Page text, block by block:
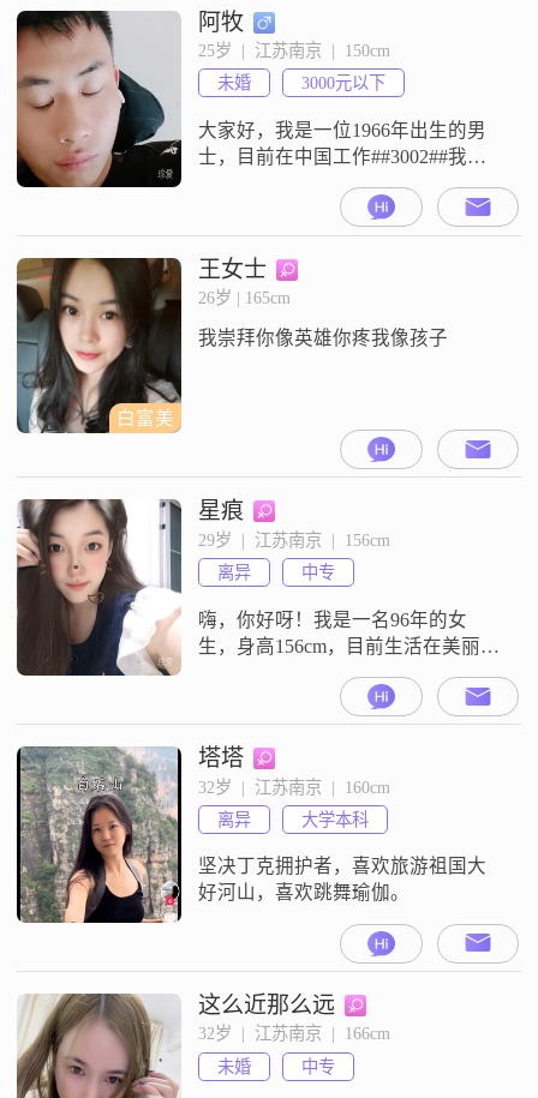
阿牧
25岁  |  江苏南京  |  150cm
未婚
3000元以下
大家好，我是一位1966年出生的男
士，目前在中国工作##3002##我的
学历是中专，虽然不算高，但我一
直在努力提升自己##3002##我对待
工作非常认真，注重细节，也善于
与人沟通##3002##在生活中，我特
别注重健康养生，每天都会坚持锻
##3002##我认为，只有身体健康，
白富美
王女士
26岁 | 165cm
我崇拜你像英雄你疼我像孩子
星痕
29岁  |  江苏南京  |  156cm
离异
中专
嗨，你好呀！我是一名96年的女
生，身高156cm，目前生活在美丽的
南京##3002##我在工作中努力进
取，月收入能保持在12001到20000
元之间，虽然学历只是中专，但我
相信能力比学历更重要嘛##3002##
说到我的日常生活呀，我特别喜欢
美食烹饪，感觉在厨房忙碌的日子
特别有幸福感##3002##还有还有，
我超爱宠物陪
塔塔
32岁  |  江苏南京  |  160cm
离异
大学本科
坚决丁克拥护者，喜欢旅游祖国大
好河山，喜欢跳舞瑜伽。
这么近那么远
32岁  |  江苏南京  |  166cm
未婚
中专